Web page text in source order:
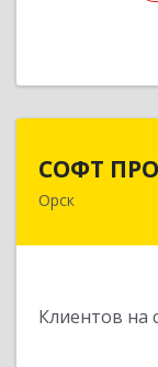
СОФТ
Орск
Клиентов на